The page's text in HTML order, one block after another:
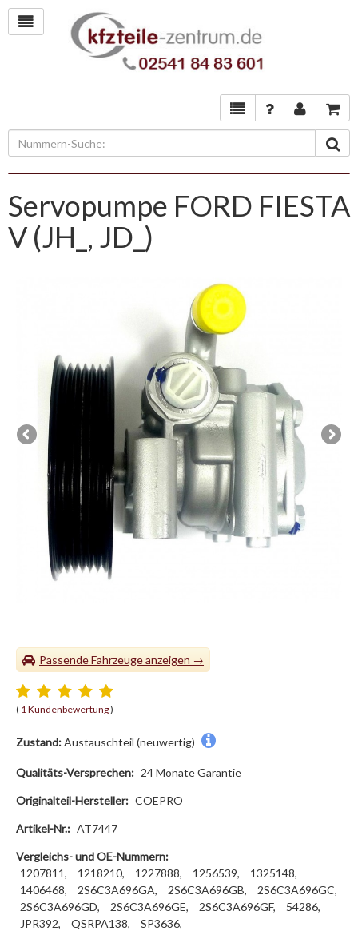
Servopumpe FORD FIESTA
V (JH_, JD_)
Passende Fahrzeuge
( 1 Kundenbewertung)
Zustand:Austauschteil (neuwertig)
Qualitäts-Versprechen: 24 Monate Garantie
Originalteil-Hersteller: COEPRO
Artikel-Nr.: AT7447
Vergleichs- und OE-Nummern:
1207811,
1218210, 1227888, 1256539,
1325148,
1406468,
2S6C3A696GA, 2S6C3A696GB,
2S6C3A696GC,
2S6C3A696GD,
2S6C3A696GE, 2S6C3A696GF,
54286,
JPR392,
QSRPA138, SP3636,